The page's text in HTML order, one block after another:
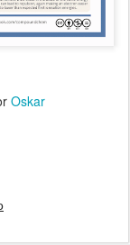
Oskar